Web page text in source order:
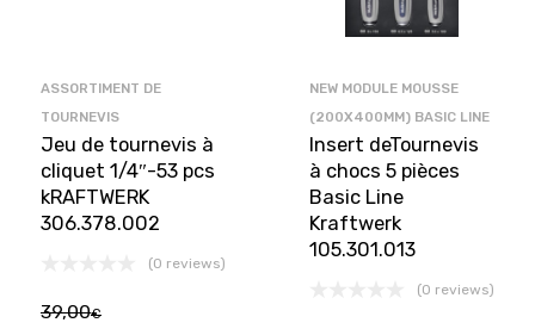
ASSORTIMENT DE
TOURNEVIS
Jeu de tournevis à
cliquet 1/4″-53 pcs
kRAFTWERK
306.378.002
(0 reviews)
39,00€
NEW MODULE MOUSSE
(200X400MM) BASIC LINE
Insert deTournevis
à chocs 5 pièces
Basic Line
Kraftwerk
105.301.013
(0 reviews)